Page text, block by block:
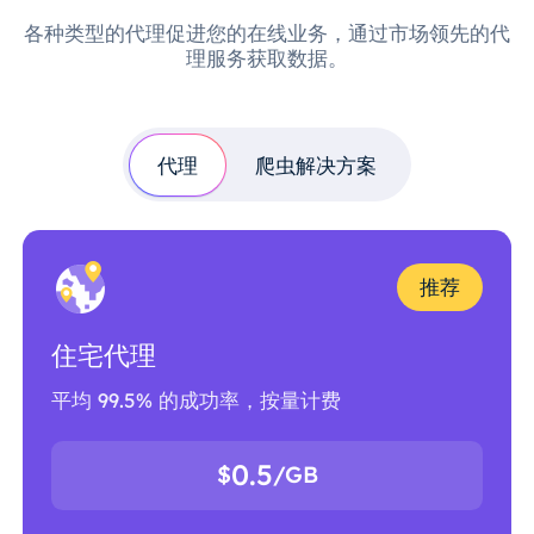
各种类型的代理促进您的在线业务，通过市场领先的代
理服务获取数据。
代理 爬虫解决方案
推荐
住宅代理
平均 99.5% 的成功率，按量计费
$0.5/GB